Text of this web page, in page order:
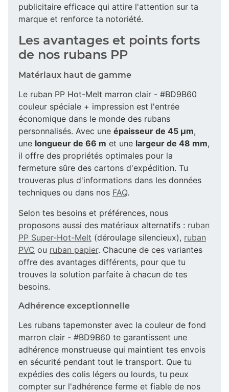
publicitaire efficace qui attire l'attention sur ta
marque et renforce ta notoriété.
Les avantages et points forts
de nos rubans PP
Matériaux haut de gamme
Le ruban PP Hot-Melt marron clair - #BD9B60
couleur spéciale + impression est l'entrée
économique dans le monde des rubans
personnalisés. Avec une épaisseur de 45 µm,
une longueur de 66 m et une largeur de 48 mm,
il offre des propriétés optimales pour la
fermeture sûre des cartons d'expédition. Tu
trouveras plus d'informations dans les données
techniques ou dans nos FAQ.
Selon tes besoins et préférences, nous
proposons aussi des matériaux alternatifs : ruban
PP Super-Hot-Melt (déroulage silencieux), ruban
PVC ou ruban papier. Chacune de ces variantes
offre des avantages différents, pour que tu
trouves la solution parfaite à chacun de tes
besoins.
Adhérence exceptionnelle
Les rubans tapemonster avec la couleur de fond
marron clair - #BD9B60 te garantissent une
adhérence monstrueuse qui maintient tes envois
en sécurité pendant tout le transport. Que tu
expédies des colis légers ou lourds, tu peux
compter sur l'adhérence ferme et fiable de nos